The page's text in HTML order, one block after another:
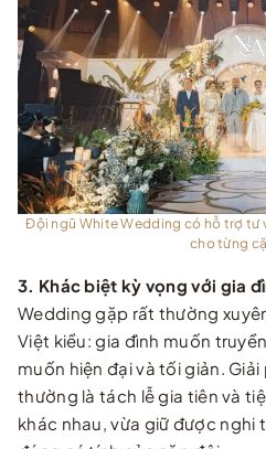
Đội ngũ White Wedding có hỗ trợ tư
cho từng
3. Khác biệt kỳ vọng với gia
Wedding gặp rất thường
Việt kiều: gia đình muốn
muốn hiện đại và tối giản.
thường là tách lễ gia tiên và
khác nhau, vừa giữ được nghi